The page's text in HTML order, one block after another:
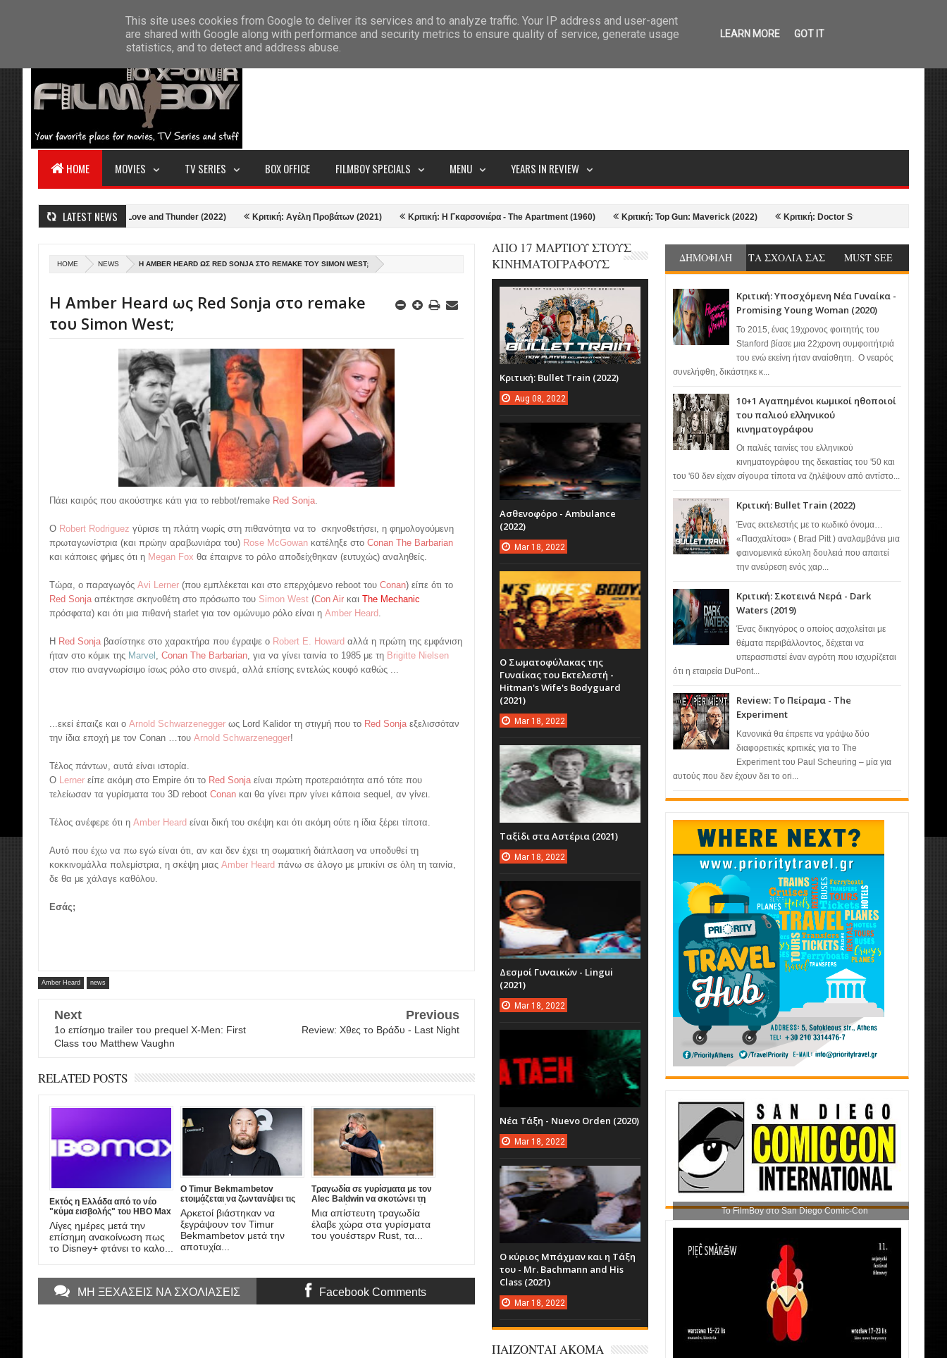
HOME ABOUT US CONTACT SITEMAP
HOME MOVIES TV SERIES BOX OFFICE FILMBOY SPECIALS MENU YEARS IN REVIEW
LATEST NEWS
Κριτική: Thor: Love and Thunder (2022) Κριτική: Αγέλη Προβάτων (2021) Κριτική: Η Γκαρσονιέρα - The Apartment (1960) Κριτική: Top Gun: Maverick (2022) Κριτική: Doctor Strange in the Multiverse of
HOME NEWS Η AMBER HEARD ΩΣ RED SONJA ΣΤΟ REMAKE ΤΟΥ SIMON WEST;
Η Amber Heard ως Red Sonja στο remake
του Simon West;
Πάει καιρός που ακούστηκε κάτι για το rebbot/remake Red Sonja.
Ο Robert Rodriguez γύρισε τη πλάτη νωρίς στη πιθανότητα να το σκηνοθετήσει, η φημολογούμενη
πρωταγωνίστρια (και πρώην αραβωνιάρα του) Rose McGowan κατέληξε στο Conan The Barbarian
και κάποιες φήμες ότι η Megan Fox θα έπαιρνε το ρόλο αποδείχθηκαν (ευτυχώς) αναληθείς.
Τώρα, ο παραγωγός Avi Lerner (που εμπλέκεται και στο επερχόμενο reboot του Conan) είπε ότι το
Red Sonjaαπέκτησε σκηνοθέτη στο πρόσωπο του Simon West (Con Air και The Mechanic
πρόσφατα) και ότι μια πιθανή starlet για τον ομώνυμο ρόλο είναι η Amber Heard.
Η Red Sonjaβασίστηκε στο χαρακτήρα που έγραψε ο Robert E. Howard αλλά η πρώτη της εμφάνιση
ήταν στο κόμικ της Marvel , Conan The Barbarian, για να γίνει ταινία το 1985 με τη Brigitte Nielsen
στον πιο αναγνωρίσιμο ίσως ρόλο στο σινεμά, αλλά επίσης εντελώς κουφό καθώς ...
...εκεί έπαιζε και ο Arnold Schwarzenegger ως Lord Kalidor τη στιγμή που το Red Sonjaεξελισσόταν
την ίδια εποχή με τον Conan …του Arnold Schwarzenegger!
Τέλος πάντων, αυτά είναι ιστορία.
Ο Lerner είπε ακόμη στο Empire ότι το Red Sonjaείναι πρώτη προτεραιότητα από τότε που
τελείωσαν τα γυρίσματα του 3D reboot Conan και θα γίνει πριν γίνει κάποια sequel, αν γίνει.
Τέλος ανέφερε ότι η Amber Heard είναι δική του σκέψη και ότι ακόμη ούτε η ίδια ξέρει τίποτα.
Αυτό που έχω να πω εγώ είναι ότι, αν και δεν έχει τη σωματική διάπλαση να υποδυθεί τη
κοκκινομάλλα πολεμίστρια, η σκέψη μιας Amber Heard πάνω σε άλογο με μπικίνι σε όλη τη ταινία,
δε θα με χάλαγε καθόλου.
Εσάς;
Amber Heard news
Next
1ο επίσημο trailer του prequel X-Men: First
Class του Matthew Vaughn
Previous
Review: Χθες το Βράδυ - Last Night
RELATED POSTS
Εκτός η Ελλάδα από το νέο
"κύμα εισβολής" του HBO Max
στην Ευρώπη
Λίγες ημέρες μετά την
επίσημη ανακοίνωση πως
το Disney+ φτάνει το καλο...
Ο Timur Bekmambetov
ετοιμάζεται να ζωντανέψει τις
ιστορίες τρόμου του Stan Lee!
Αρκετοί βιάστηκαν να
ξεγράψουν τον Timur
Bekmambetov μετά την
αποτυχία...
Τραγωδία σε γυρίσματα με τον
Alec Baldwin να σκοτώνει τη
φωτογράφο και να τραυματίζει
σοβαρά το σκηνοθέτη της νέας
του ταινίας!
Μια απίστευτη τραγωδία
έλαβε χώρα στα γυρίσματα
του γουέστερν Rust, τα...
ΜΗ ΞΕΧΑΣΕΙΣ ΝΑ ΣΧΟΛΙΑΣΕΙΣ Facebook Comments
ΔΗΜΟΦΙΛΗ ΤΑ ΣΧΟΛΙΑ ΣΑΣ MUST SEE
Κριτική: Υποσχόμενη Νέα Γυναίκα -
Promising Young Woman (2020)
Το 2015, ένας 19χρονος φοιτητής του
Stanford βίασε μια 22χρονη συμφοιτήτριά
του ενώ εκείνη ήταν αναίσθητη. Ο νεαρός
συνελήφθη, δικάστηκε κ...
10+1 Αγαπημένοι κωμικοί ηθοποιοί
του παλιού ελληνικού
κινηματογράφου
Οι παλιές ταινίες του ελληνικού
κινηματογράφου της δεκαετίας του '50 και
του '60 δεν είχαν σίγουρα τίποτα να ζηλέψουν από αντίστο...
Κριτική: Bullet Train (2022)
Ένας εκτελεστής με το κωδικό όνομα…
«Πασχαλίτσα» ( Brad Pitt ) αναλαμβάνει μια
φαινομενικά εύκολη δουλειά που απαιτεί
την ανεύρεση ενός χαρ...
Κριτική: Σκοτεινά Νερά - Dark
Waters (2019)
Ένας δικηγόρος ο οποίος ασχολείται με
θέματα περιβάλλοντος, δέχεται να
υπερασπιστεί έναν αγρότη που ισχυρίζεται
ότι η εταιρεία DuPont...
Review: Το Πείραμα - The
Experiment
Κανονικά θα έπρεπε να γράψω δύο
διαφορετικές κριτικές για το The
Experiment του Paul Scheuring – μία για
αυτούς που δεν έχουν δει το ori...
Το FilmBoy στο San Diego Comic-Con
ΑΠΟ 17 ΜΑΡΤΙΟΥ ΣΤΟΥΣ
ΚΙΝΗΜΑΤΟΓΡΑΦΟΥΣ
Κριτική: Bullet Train (2022)
Aug 08, 2022
Ασθενοφόρο - Ambulance
(2022)
Mar 18, 2022
Ο Σωματοφύλακας της
Γυναίκας του Εκτελεστή -
Hitman's Wife's Bodyguard
(2021)
Mar 18, 2022
Ταξίδι στα Αστέρια (2021)
Mar 18, 2022
Δεσμοί Γυναικών - Lingui
(2021)
Mar 18, 2022
Νέα Τάξη - Nuevo Orden (2020)
Mar 18, 2022
Ο κύριος Μπάχμαν και η Τάξη
του - Mr. Bachmann and His
Class (2021)
Mar 18, 2022
ΠΑΙΖΟΝΤΑΙ ΑΚΟΜΑ
This site uses cookies from Google to deliver its services and to analyze traffic. Your IP address and user-agent
are shared with Google along with performance and security metrics to ensure quality of service, generate usage
statistics, and to detect and address abuse.
LEARN MORE GOT IT